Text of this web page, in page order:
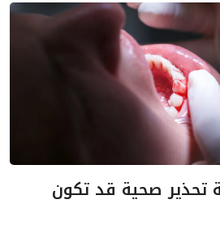
تحذير صحية قد تكون